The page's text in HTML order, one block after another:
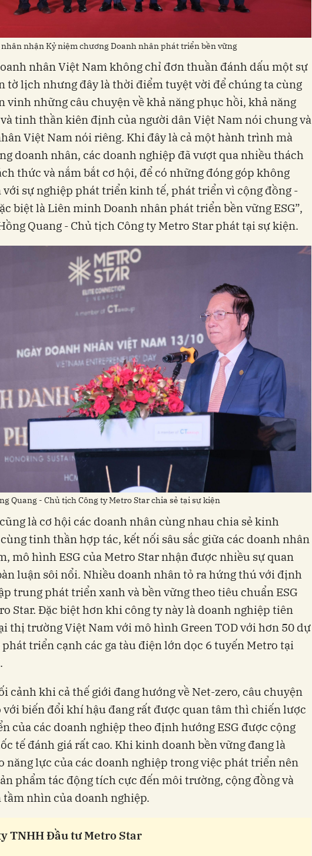
nhân nhận Kỷ niệm chương Doanh nhân phát triển bền vững
nhân Việt Nam không chỉ đơn thuần đánh dấu một sự
tờ lịch nhưng đây là thời điểm tuyệt vời để chúng ta cùng
vinh những câu chuyện về khả năng phục hồi, khả năng
tinh thần kiên định của người dân Việt Nam nói chung và
Việt Nam nói riêng. Khi đây là cả một hành trình mà
doanh nhân, các doanh nghiệp đã vượt qua nhiều thách
thức và nắm bắt cơ hội, để có những đóng góp không
với sự nghiệp phát triển kinh tế, phát triển vì cộng đồng -
biệt là Liên minh Doanh nhân phát triển bền vững ESG”,
Quang - Chủ tịch Công ty Metro Star phát tại sự kiện.
Quang - Chủ tịch Công ty Metro Star chia sẻ tại sự kiện
là cơ hội các doanh nhân cùng nhau chia sẻ kinh
tinh thần hợp tác, kết nối sâu sắc giữa các doanh nhân
mô hình ESG của Metro Star nhận được nhiều sự quan
luận sôi nổi. Nhiều doanh nhân tỏ ra hứng thú với định
trung phát triển xanh và bền vững theo tiêu chuẩn ESG
Star. Đặc biệt hơn khi công ty này là doanh nghiệp tiên
thị trường Việt Nam với mô hình Green TOD với hơn 50 dự
triển cạnh các ga tàu điện lớn dọc 6 tuyến Metro tại
cảnh khi cả thế giới đang hướng về Net-zero, câu chuyện
với biến đổi khí hậu đang rất được quan tâm thì chiến lược
của các doanh nghiệp theo định hướng ESG được cộng
tế đánh giá rất cao. Khi kinh doanh bền vững đang là
năng lực của các doanh nghiệp trong việc phát triển nên
phẩm tác động tích cực đến môi trường, cộng đồng và
tầm nhìn của doanh nghiệp.
TNHH Đầu tư Metro Star